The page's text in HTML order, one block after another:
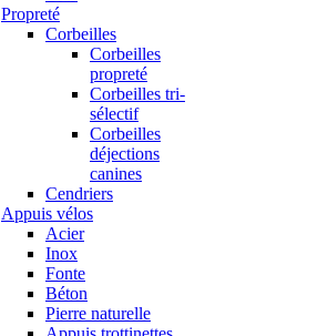
Propreté
Corbeilles
Corbeilles
propreté
Corbeilles tri-
sélectif
Corbeilles
déjections
canines
Cendriers
Appuis vélos
Acier
Inox
Fonte
Béton
Pierre naturelle